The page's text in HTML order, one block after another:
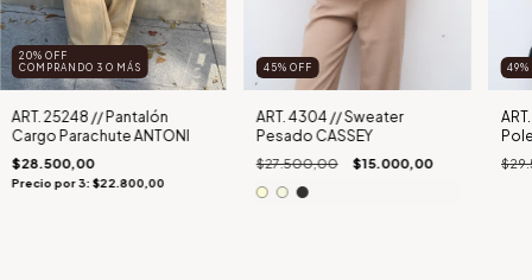
20% OFF
COMPRANDO 3 O MÁS
ART. 25248 // Pantalón
Cargo Parachute ANTONI
$28.500,00
Precio por 3: $22.800,00
45% OFF
ART. 4304 // Sweater
Pesado CASSEY
$27.500,00 $15.000,00
49%